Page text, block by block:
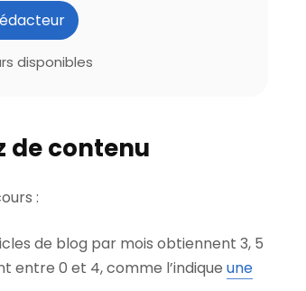
disponibles
de contenu
:
de blog par mois obtiennent 3, 5
entre 0 et 4, comme l’indique une